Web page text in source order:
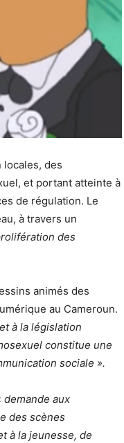
des
et portant atteinte à
de régulation. Le
à travers un
des
animés des
au Cameroun.
à la législation
constitue une
sociale ».
demande aux
des scènes
à la jeunesse, de